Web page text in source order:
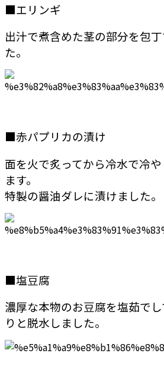
■エリンギ
出汁で煮含めた茎の部分を包
た。
■赤パプリカの漬け
面を火で炙ってから冷水で冷
ます。
特製の醤油ダレに漬けました。
■塩豆腐
濃厚な本物のお豆腐を塩茹で
りと脱水しました。